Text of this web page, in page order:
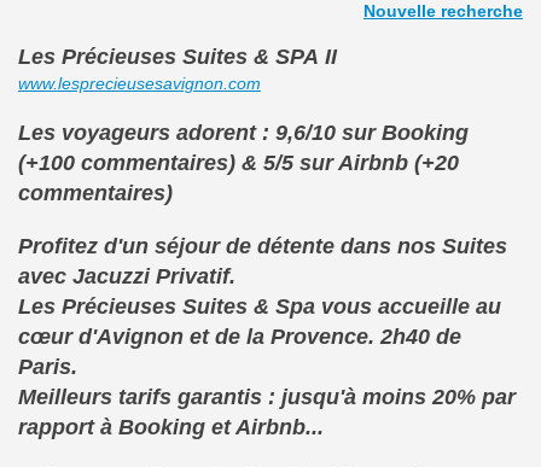
Nouvelle recherche
Les Précieuses Suites & SPA II
www.lesprecieusesavignon.com
Les voyageurs adorent : 9,6/10 sur Booking
(+100 commentaires) & 5/5 sur Airbnb (+20
commentaires)
Profitez d'un séjour de détente dans nos Suites
avec Jacuzzi Privatif.
Les Précieuses Suites & Spa vous accueille au
cœur d'Avignon et de la Provence. 2h40 de
Paris.
Meilleurs tarifs garantis : jusqu'à moins 20% par
rapport à Booking et Airbnb...